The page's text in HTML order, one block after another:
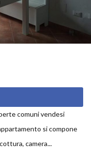
comuni vendesi
si compone
camera...